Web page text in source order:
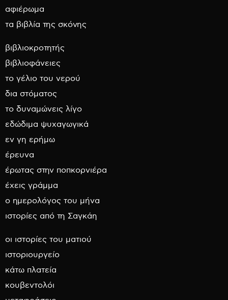
αφιέρωμα
τα βιβλία της σκόνης
βιβλιοκροτητής
βιβλιοφάνειες
το γέλιο του νερού
δια στόματος
το δυναμώνεις λίγο
εδώδιμα ψυχαγωγικά
εν γη ερήμω
έρευνα
έρωτας στην ποπκορνιέρα
έχεις γράμμα
ο ημερολόγος του μήνα
ιστορίες από τη Σαγκάη
οι ιστορίες του ματιού
ιστοριουργείο
κάτω πλατεία
κουβεντολόι